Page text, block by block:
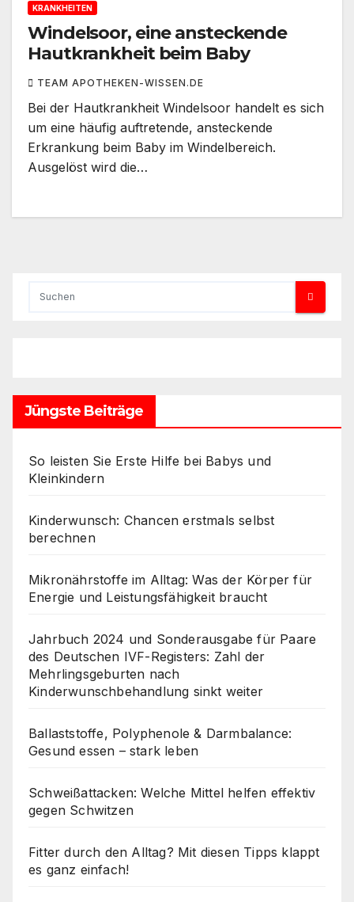
KRANKHEITEN
Windelsoor, eine ansteckende
Hautkrankheit beim Baby
TEAM APOTHEKEN-WISSEN.DE
Bei der Hautkrankheit Windelsoor handelt es sich
um eine häufig auftretende, ansteckende
Erkrankung beim Baby im Windelbereich.
Ausgelöst wird die…
Jüngste Beiträge
So leisten Sie Erste Hilfe bei Babys und
Kleinkindern
Kinderwunsch: Chancen erstmals selbst
berechnen
Mikronährstoffe im Alltag: Was der Körper für
Energie und Leistungsfähigkeit braucht
Jahrbuch 2024 und Sonderausgabe für Paare
des Deutschen IVF-Registers: Zahl der
Mehrlingsgeburten nach
Kinderwunschbehandlung sinkt weiter
Ballaststoffe, Polyphenole & Darmbalance:
Gesund essen – stark leben
Schweißattacken: Welche Mittel helfen effektiv
gegen Schwitzen
Fitter durch den Alltag? Mit diesen Tipps klappt
es ganz einfach!